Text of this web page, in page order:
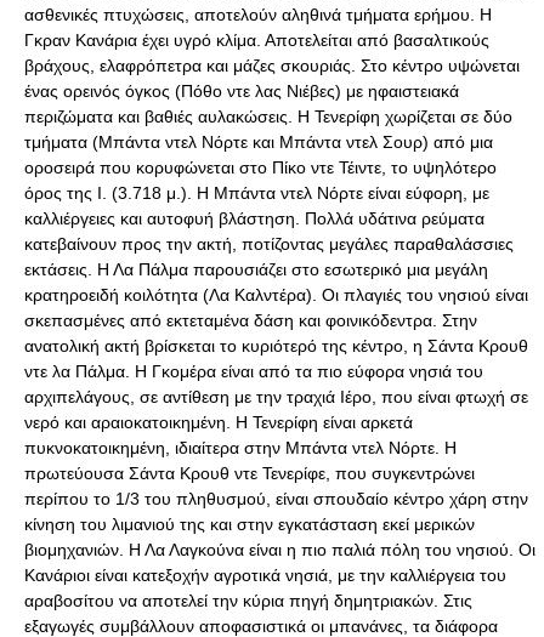
ασθενικές πτυχώσεις, αποτελούν αληθινά τμήματα ερήμου. Η
Γκραν Κανάρια έχει υγρό κλίμα. Αποτελείται από βασαλτικούς
βράχους, ελαφρόπετρα και μάζες σκουριάς. Στο κέντρο υψώνεται
ένας ορεινός όγκος (Πόθο ντε λας Νιέβες) με ηφαιστειακά
περιζώματα και βαθιές αυλακώσεις. Η Τενερίφη χωρίζεται σε δύο
τμήματα (Μπάντα ντελ Νόρτε και Μπάντα ντελ Σουρ) από μια
οροσειρά που κορυφώνεται στο Πίκο ντε Τέιντε, το υψηλότερο
όρος της Ι. (3.718 μ.). Η Μπάντα ντελ Νόρτε είναι εύφορη, με
καλλιέργειες και αυτοφυή βλάστηση. Πολλά υδάτινα ρεύματα
κατεβαίνουν προς την ακτή, ποτίζοντας μεγάλες παραθαλάσσιες
εκτάσεις. Η Λα Πάλμα παρουσιάζει στο εσωτερικό μια μεγάλη
κρατηροειδή κοιλότητα (Λα Καλντέρα). Οι πλαγιές του νησιού είναι
σκεπασμένες από εκτεταμένα δάση και φοινικόδεντρα. Στην
ανατολική ακτή βρίσκεται το κυριότερό της κέντρο, η Σάντα Κρουθ
ντε λα Πάλμα. Η Γκομέρα είναι από τα πιο εύφορα νησιά του
αρχιπελάγους, σε αντίθεση με την τραχιά Ιέρο, που είναι φτωχή σε
νερό και αραιοκατοικημένη. Η Τενερίφη είναι αρκετά
πυκνοκατοικημένη, ιδιαίτερα στην Μπάντα ντελ Νόρτε. Η
πρωτεύουσα Σάντα Κρουθ ντε Τενερίφε, που συγκεντρώνει
περίπου το 1/3 του πληθυσμού, είναι σπουδαίο κέντρο χάρη στην
κίνηση του λιμανιού της και στην εγκατάσταση εκεί μερικών
βιομηχανιών. Η Λα Λαγκούνα είναι η πιο παλιά πόλη του νησιού. Οι
Κανάριοι είναι κατεξοχήν αγροτικά νησιά, με την καλλιέργεια του
αραβοσίτου να αποτελεί την κύρια πηγή δημητριακών. Στις
εξαγωγές συμβάλλουν αποφασιστικά οι μπανάνες, τα διάφορα